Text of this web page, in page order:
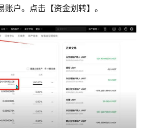
户。点击【资金划转】。